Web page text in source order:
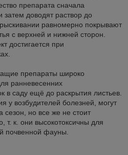
препарата сначала
затем доводят раствор до
равномерно покрывают
с верхней и нижней сторон.
достигается при
препараты широко
ранневесенних
в саду ещё до раскрытия листьев.
у возбудителей болезней, могут
сезон, но все же не стоит
т. к. они высокотоксичны для
почвенной фауны.